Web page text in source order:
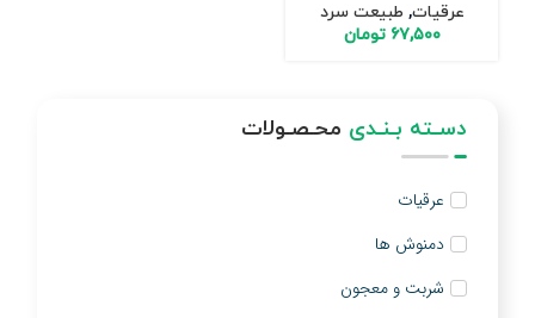
دسـته بـنـدی محـصـولات
عرقیات
دمنوش ها
شربت و معجون
عرقیات, طبیعت سرد
۶۷,۵۰۰ تومان